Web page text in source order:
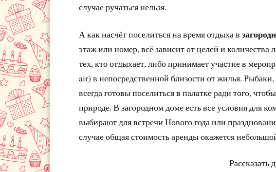
случае ручаться нельзя.
А как насчёт поселиться на время отдыха в
этаж или номер, всё зависит от целей и
тех, кто отдыхает, либо принимает участие в
air) в непосредственной близости от жилья.
всегда готовы поселиться в палатке ради того,
природе. В загородном доме есть все условия для
выбирают для встречи Нового года или
случае общая стоимость аренды окажется
Рассказать